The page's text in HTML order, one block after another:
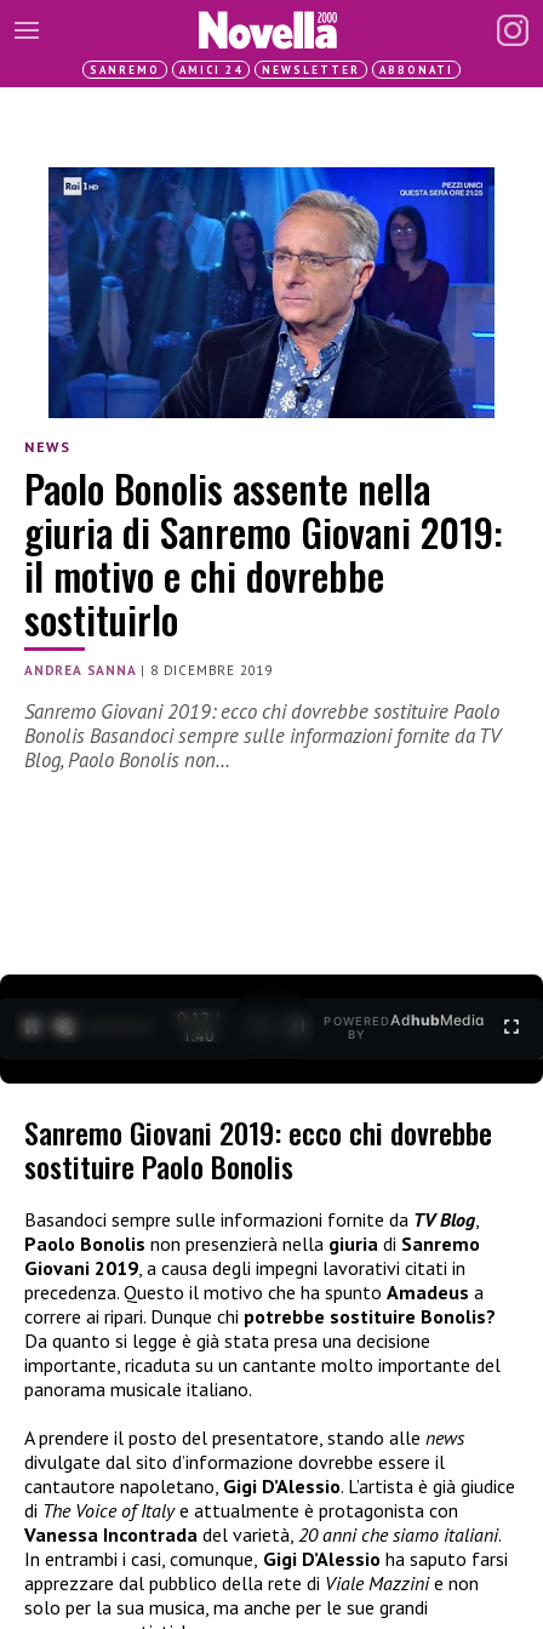
SANREMO AMICI 24 NEWSLETTER ABBONATI
NEWS
Paolo Bonolis assente nella
giuria di Sanremo Giovani 2019:
il motivo e chi dovrebbe
sostituirlo
ANDREA SANNA | 8 DICEMBRE 2019
Sanremo Giovani 2019: ecco chi dovrebbe sostituire Paolo
Bonolis Basandoci sempre sulle informazioni fornite da TV
Blog, Paolo Bonolis non…
0:12 /
1:40
POWERED
BY
AdhubMedia
Sanremo Giovani 2019: ecco chi dovrebbe
sostituire Paolo Bonolis
Basandoci sempre sulle informazioni fornite da TV Blog,
Paolo Bonolis non presenzierà nella giuria di Sanremo
Giovani 2019, a causa degli impegni lavorativi citati in
precedenza. Questo il motivo che ha spunto Amadeus a
correre ai ripari. Dunque chi potrebbe sostituire Bonolis?
Da quanto si legge è già stata presa una decisione
importante, ricaduta su un cantante molto importante del
panorama musicale italiano.
A prendere il posto del presentatore, stando alle news
divulgate dal sito d’informazione dovrebbe essere il
cantautore napoletano, Gigi D’Alessio. L’artista è già giudice
di The Voice of Italye attualmente è protagonista con
Vanessa Incontrada del varietà, 20 anni che siamo italiani.
In entrambi i casi, comunque, Gigi D’Alessio ha saputo farsi
apprezzare dal pubblico della rete di Viale Mazzinie non
solo per la sua musica, ma anche per le sue grandi